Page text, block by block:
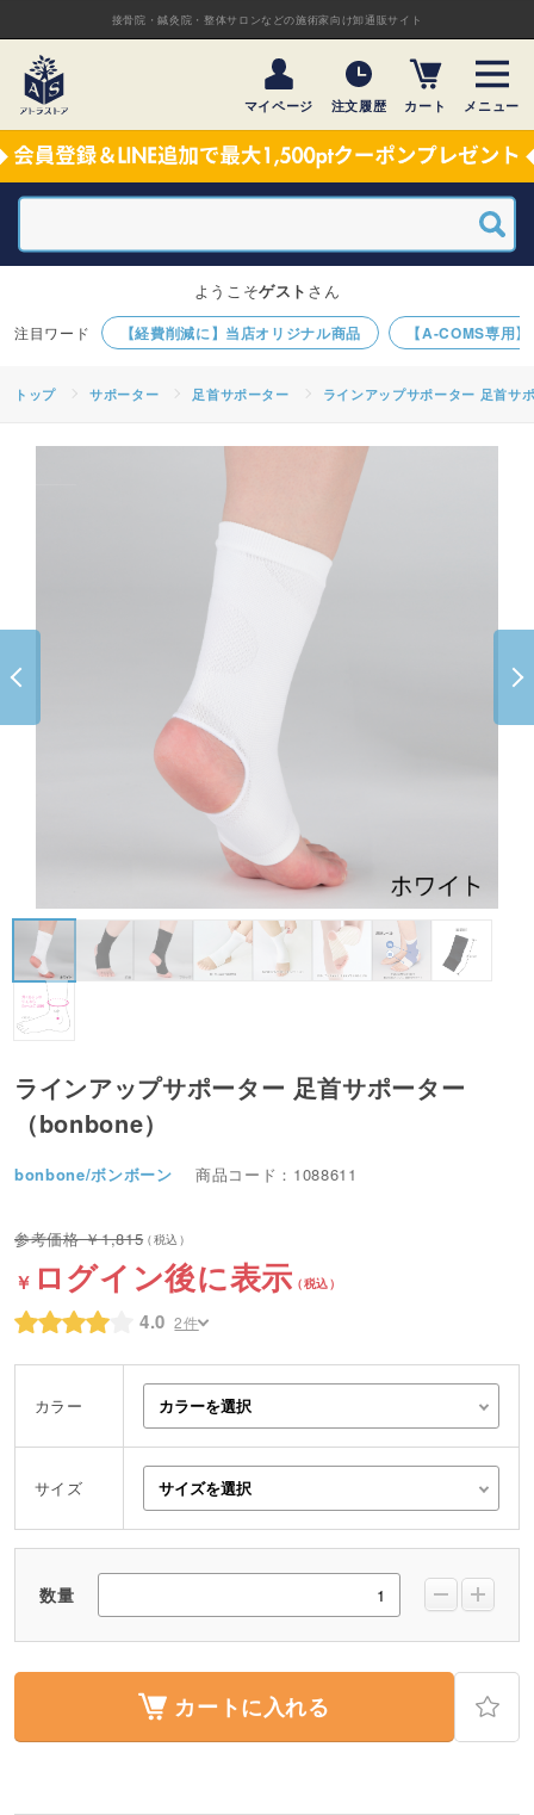
接骨院・鍼灸院・整体サロンなどの施術家向け卸通販サイト
マイページ 注文履歴 カート メニュー
【経費削減に】当店オリジナル商品 【A-COMS専用
ようこそゲスト さん
トップ サポーター 足首サポーター ラインアップサポーター 足首サ
ラインアップサポーター 足首サポーター
（bonbone）
bonbone/ボンボーン 商品コード：1088611
1,815
ログイン後に表示
4.0 2件
カラー
サイズ
数量
カートに入れる